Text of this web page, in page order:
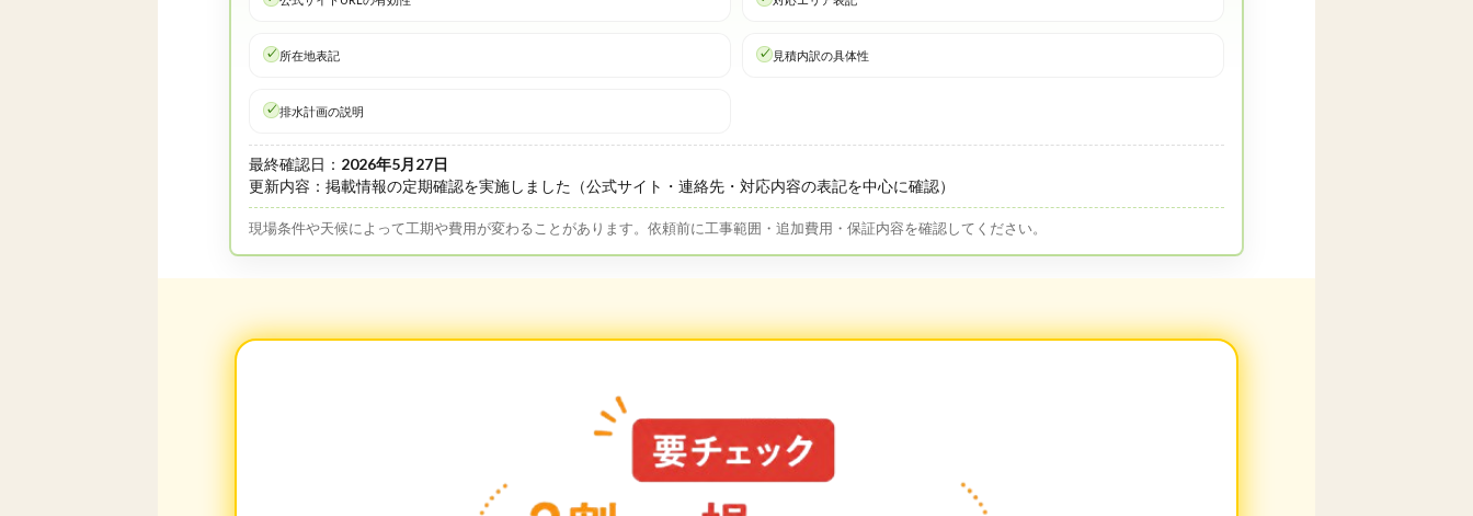
所在地表記 見積内訳の具体性
排水計画の説明
最終確認日： 2026年5月27日
更新内容：掲載情報の定期確認を実施しました（公式サイト・連絡先・対応内容の表記を中心に確認）
現場条件や天候によって工期や費用が変わることがあります。依頼前に工事範囲・追加費用・保証内容を確認してください。